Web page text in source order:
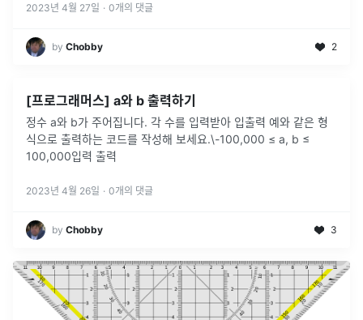
2023년 4월 27일 · 0개의 댓글
by Chobby 2
[프로그래머스] a와 b 출력하기
정수 a와 b가 주어집니다. 각 수를 입력받아 입출력 예와 같은 형
식으로 출력하는 코드를 작성해 보세요.\-100,000 ≤ a, b ≤
100,000입력 출력
2023년 4월 26일 · 0개의 댓글
by Chobby 3